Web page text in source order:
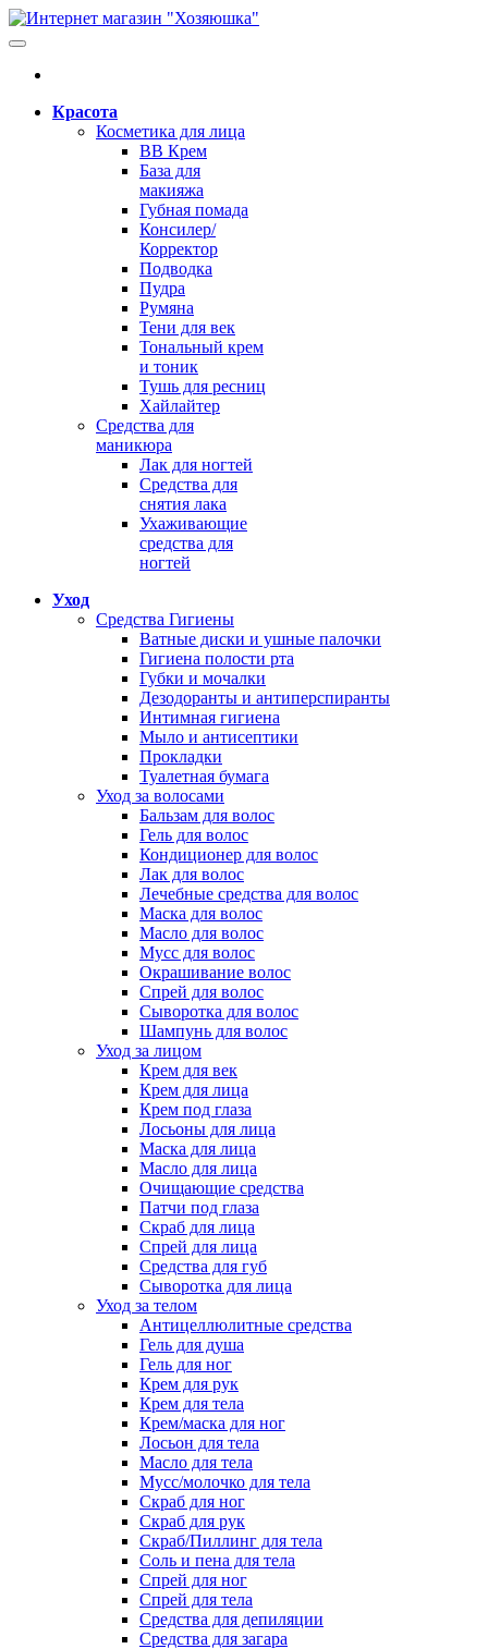
Красота
Косметика для лица
BB Крем
База для
макияжа
Губная помада
Консилер/
Корректор
Подводка
Пудра
Румяна
Тени для век
Тональный крем
и тоник
Тушь для ресниц
Хайлайтер
Средства для
маникюра
Лак для ногтей
Средства для
снятия лака
Ухаживающие
средства для
ногтей
Уход
Средства Гигиены
Ватные диски и ушные палочки
Гигиена полости рта
Губки и мочалки
Дезодоранты и антиперспиранты
Интимная гигиена
Мыло и антисептики
Прокладки
Туалетная бумага
Уход за волосами
Бальзам для волос
Гель для волос
Кондиционер для волос
Лак для волос
Лечебные средства для волос
Маска для волос
Масло для волос
Мусс для волос
Окрашивание волос
Спрей для волос
Сыворотка для волос
Шампунь для волос
Уход за лицом
Крем для век
Крем для лица
Крем под глаза
Лосьоны для лица
Маска для лица
Масло для лица
Очищающие средства
Патчи под глаза
Скраб для лица
Спрей для лица
Средства для губ
Сыворотка для лица
Уход за телом
Антицеллюлитные средства
Гель для душа
Гель для ног
Крем для рук
Крем для тела
Крем/маска для ног
Лосьон для тела
Масло для тела
Мусс/молочко для тела
Скраб для ног
Скраб для рук
Скраб/Пиллинг для тела
Соль и пена для тела
Спрей для ног
Спрей для тела
Средства для депиляции
Средства для загара